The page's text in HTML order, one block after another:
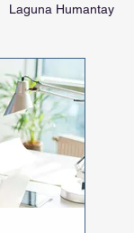
Laguna Humantay